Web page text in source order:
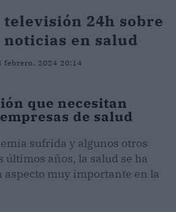
televisión 24h sobre
en salud
febrero, 2024 20:14
que necesitan
de salud
sufrida y algunos otros
últimos años, la salud se ha
muy importante en la